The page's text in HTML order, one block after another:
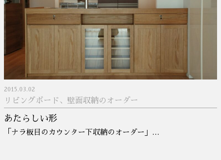
2015.03.02
リビングボード、壁面収納のオーダー
あたらしい形
「ナラ板目のカウンター下収納のオーダー」…